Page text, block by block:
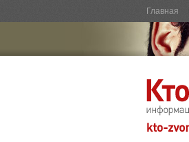
Главная